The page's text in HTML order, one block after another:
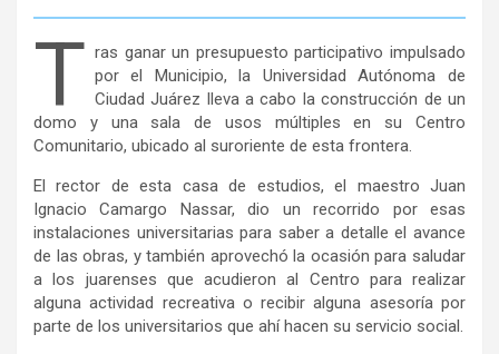
T ras ganar un presupuesto participativo impulsado
por el Municipio, la Universidad Autónoma de
Ciudad Juárez lleva a cabo la construcción de un
domo y una sala de usos múltiples en su Centro
Comunitario, ubicado al suroriente de esta frontera.
El rector de esta casa de estudios, el maestro Juan
Ignacio Camargo Nassar, dio un recorrido por esas
instalaciones universitarias para saber a detalle el avance
de las obras, y también aprovechó la ocasión para saludar
a los juarenses que acudieron al Centro para realizar
alguna actividad recreativa o recibir alguna asesoría por
parte de los universitarios que ahí hacen su servicio social.